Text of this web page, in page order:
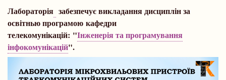
Лабораторія забезпечує викладання дисциплін за
освітнью програмою кафедри
телекомунікацій: "Інженерія та програмування
інфокомунікацій".